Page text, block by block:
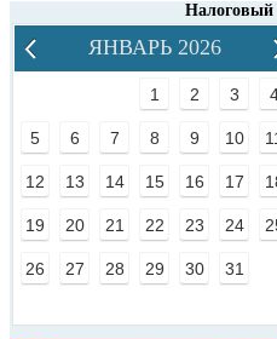
Налоговый
ЯНВАРЬ 2026
1 2 3
5 6 7 8 9 10
12 13 14 15 16 17
19 20 21 22 23 24
26 27 28 29 30 31